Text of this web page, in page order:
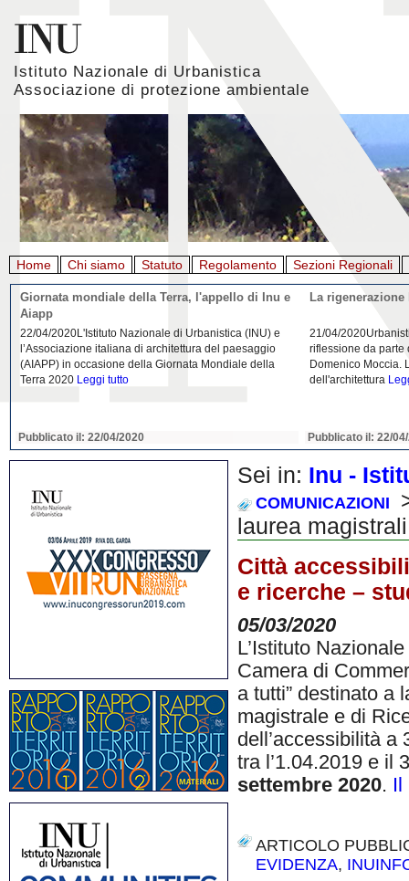
Istituto Nazionale di Urbanistica
Associazione di protezione ambientale
Home Chi siamo Statuto Regolamento Sezioni Regionali
Giornata mondiale della Terra, l'appello di Inu e
Aiapp
22/04/2020L'Istituto Nazionale di Urbanistica (INU) e
l’Associazione italiana di architettura del paesaggio
(AIAPP) in occasione della Giornata Mondiale della
Terra 2020 Leggi tutto
Pubblicato il: 22/04/2020
La
21/04/
riflessione da parte
Domenico Moccia.
dell'architettura
Pubblicato il: 22/
Sei in: Inu -
COMUNICAZIONI
laurea
Città
e ricerche –
05/03/2020
L’Istituto
Camera di
a tutti” destinato a
magistrale e di
dell’accessibilità a
tra l’1.04.2019 e il
settembre 2020. Il
ARTICOLO
EVIDENZA,